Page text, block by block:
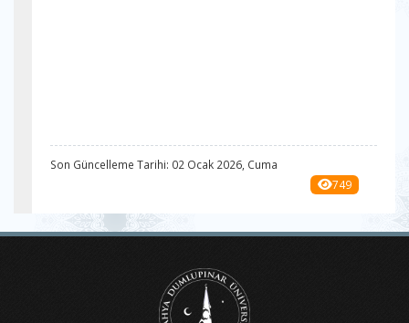
Son Güncelleme Tarihi: 02 Ocak 2026, Cuma
749